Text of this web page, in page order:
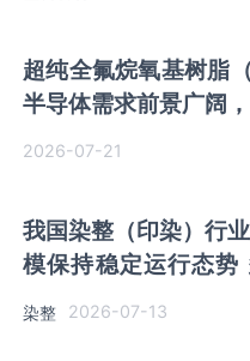
超纯全氟烷氧基树脂（
半导体需求前景广阔
业仍需发力
2026-07-21
我国染整（印染）行
模保持稳定运行态势
染整 2026-07-13